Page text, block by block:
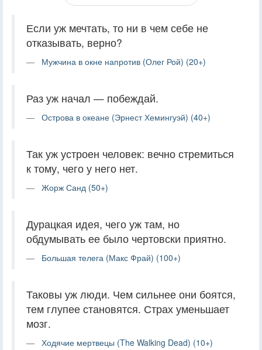
Если уж мечтать, то ни в чем себе не
отказывать, верно?
Мужчина в окне напротив (Олег Рой) (20+)
Раз уж начал — побеждай.
Острова в океане (Эрнест Хемингуэй) (40+)
Так уж устроен человек: вечно стремиться
к тому, чего у него нет.
Жорж Санд (50+)
Дурацкая идея, чего уж там, но
обдумывать ее было чертовски приятно.
Большая телега (Макс Фрай) (100+)
Таковы уж люди. Чем сильнее они боятся,
тем глупее становятся. Страх уменьшает
мозг.
Ходячие мертвецы (The Walking Dead) (10+)